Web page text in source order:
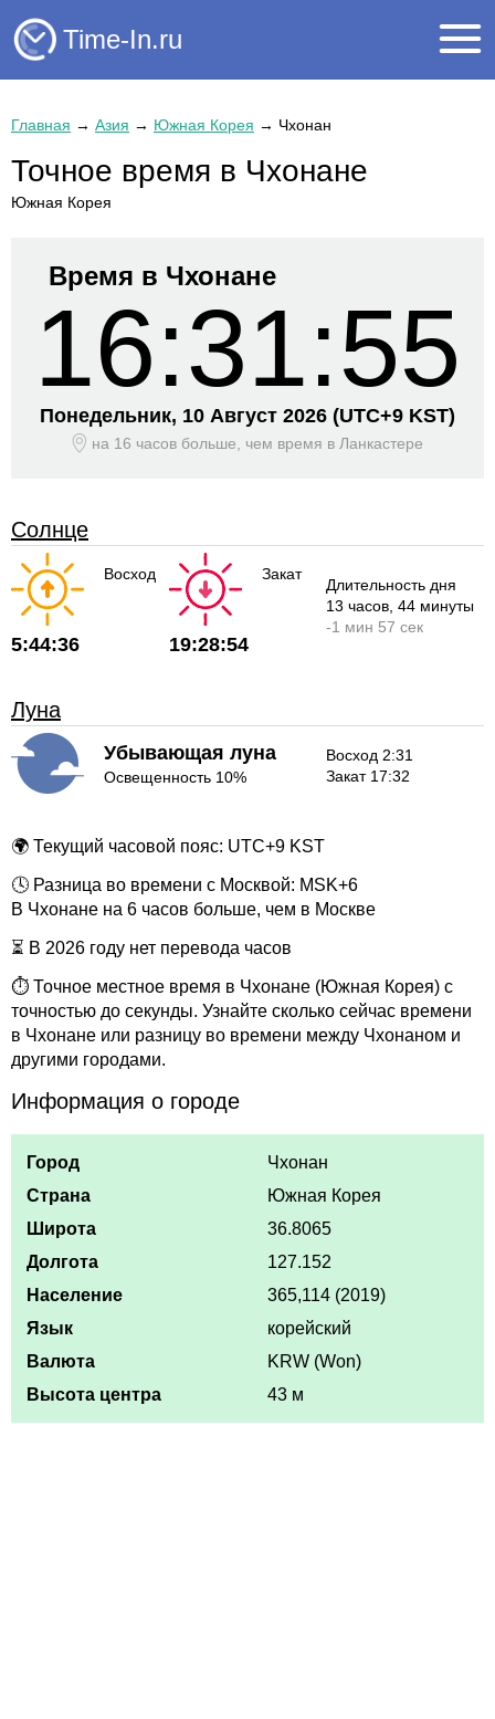
Time-In.ru
Главная → Азия → Южная Корея → Чхонан
Точное время в Чхонане
Южная Корея
Время в Чхонане
16:31:55
Понедельник, 10 Август 2026 (UTC+9 KST)
на 16 часов больше, чем время в Ланкастере
Солнце
Восход
5:44:36
Закат
19:28:54
Длительность дня
13 часов , 44 минуты
-1 мин 57 сек
Луна
Убывающая луна
Освещенность 10%
Восход 2:31
Закат 17:32
🌍 Текущий часовой пояс: UTC+9 KST
🕓 Разница во времени с Москвой: MSK+6
В Чхонане на 6 часов больше, чем в Москве
⏳ В 2026 году нет перевода часов
⏱ Точное местное время в Чхонане (Южная Корея) с
точностью до секунды. Узнайте сколько сейчас времени
в Чхонане или разницу во времени между Чхонаном и
другими городами.
Информация о городе
Город
Чхонан
Страна
Южная Корея
Широта
36.8065
Долгота
127.152
Население
365,114 (2019)
Язык
корейский
Валюта
KRW (Won)
Высота центра
43 м